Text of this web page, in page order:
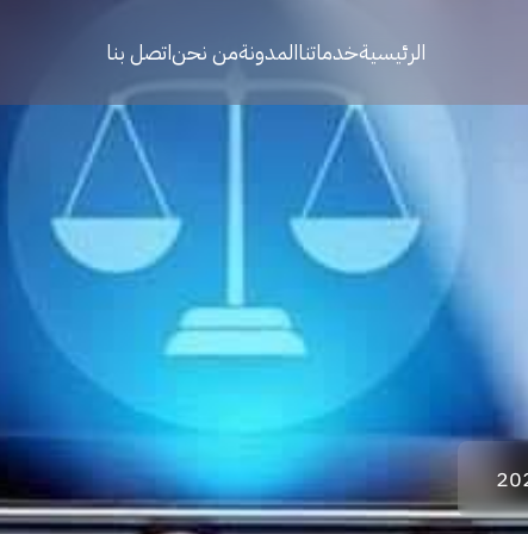
الرئيسيةخدماتناالمدونةمن نحناتصل بنا